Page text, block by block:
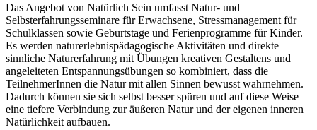
Das Angebot von Natürlich Sein umfasst Natur- und
Selbsterfahrungsseminare für Erwachsene, Stressmanagement für
Schulklassen sowie Geburtstage und Ferienprogramme für Kinder.
Es werden naturerlebnispädagogische Aktivitäten und direkte
sinnliche Naturerfahrung mit Übungen kreativen Gestaltens und
angeleiteten Entspannungsübungen so kombiniert, dass die
TeilnehmerInnen die Natur mit allen Sinnen bewusst wahrnehmen.
Dadurch können sie sich selbst besser spüren und auf diese Weise
eine tiefere Verbindung zur äußeren Natur und der eigenen inneren
Natürlichkeit aufbauen.